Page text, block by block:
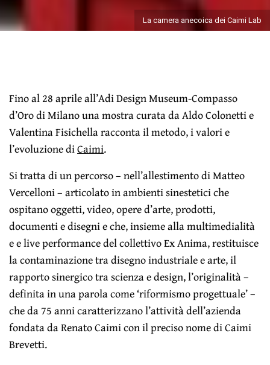
La camera anecoica dei Caimi Lab
Fino al 28 aprile all’Adi Design Museum-Compasso
d’Oro di Milano una mostra curata da Aldo Colonetti e
Valentina Fisichella racconta il metodo, i valori e
l’evoluzione diCaimi.
Si tratta di un percorso – nell’allestimento di Matteo
Vercelloni – articolato in ambienti sinestetici che
ospitano oggetti, video, opere d’arte, prodotti,
documenti e disegni e che, insieme alla multimedialità
e e live performance del collettivo Ex Anima, restituisce
la contaminazione tra disegno industriale e arte, il
rapporto sinergico tra scienza e design, l’originalità –
definita in una parola come ‘riformismo progettuale’ –
che da 75 anni caratterizzano l’attività dell’azienda
fondata da Renato Caimi con il preciso nome di Caimi
Brevetti.